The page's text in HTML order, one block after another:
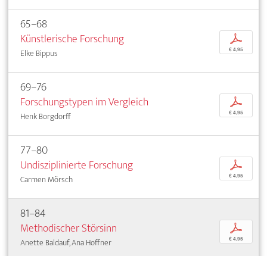
65–68
Künstlerische Forschung
Elke Bippus
p
€ 4,95
69–76
Forschungstypen im Vergleich
Henk Borgdorff
p
€ 4,95
77–80
Undisziplinierte Forschung
Carmen Mörsch
p
€ 4,95
81–84
Methodischer Störsinn
Anette Baldauf, Ana Hoffner
p
€ 4,95